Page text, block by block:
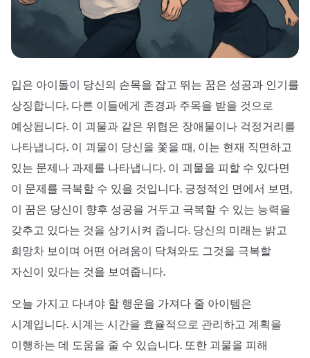
입은 아이돌이 당신의 손목을 잡고 뛰는 꿈은 성공과 인기를
상징합니다. 다른 이들에게 존경과 주목을 받을 것으로
예상됩니다. 이 괴물과 같은 위협은 장애물이나 걱정거리를
나타냅니다. 이 괴물이 당신을 쫓을 때, 이는 현재 직면하고
있는 문제나 과제를 나타냅니다. 이 괴물을 피할 수 있다면
이 문제를 극복할 수 있을 것입니다. 긍정적인 면에서 보면,
이 꿈은 당신이 향후 성공을 거두고 극복할 수 있는 능력을
갖추고 있다는 것을 상기시켜 줍니다. 당신의 미래는 밝고
희망차 보이며 어떤 어려움이 닥쳐와도 그것을 극복할
자신이 있다는 것을 보여줍니다.
오늘 가지고 다녀야 할 행운을 가져다 줄 아이템은
시계입니다. 시계는 시간을 효율적으로 관리하고 계획을
이행하는 데 도움을 줄 수 있습니다. 또한 괴물을 피해